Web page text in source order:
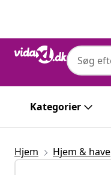
Kategorier
Hjem Hjem & have